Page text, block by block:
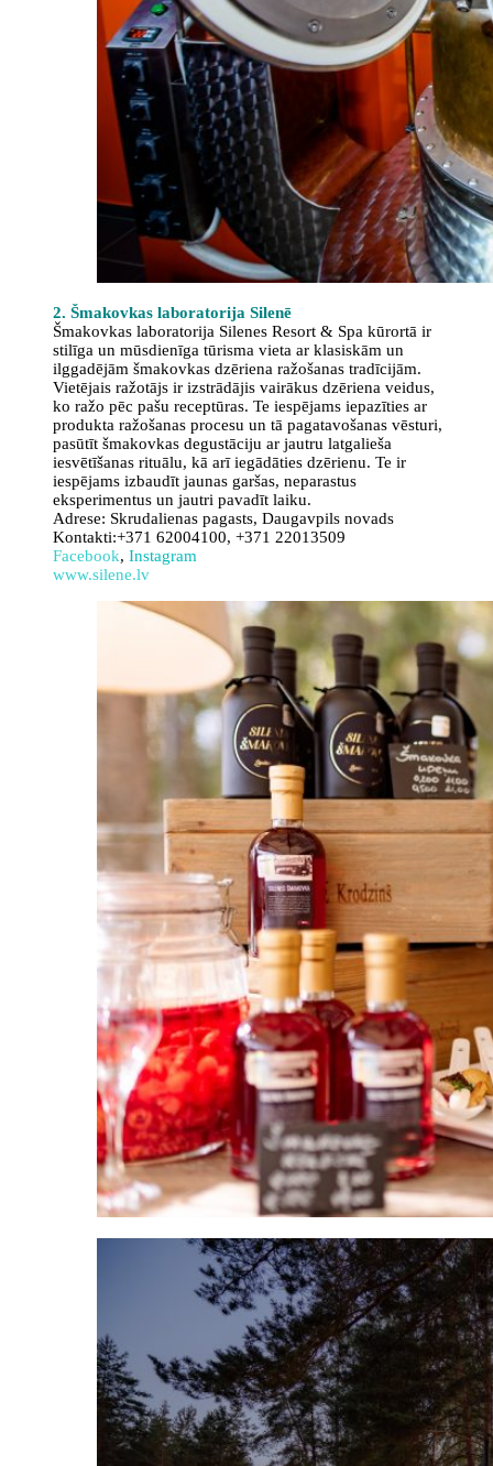
2. Šmakovkas laboratorija Silenē
Šmakovkas laboratorija Silenes Resort & Spa kūrortā ir
stilīga un mūsdienīga tūrisma vieta ar klasiskām un
ilggadējām šmakovkas dzēriena ražošanas tradīcijām.
Vietējais ražotājs ir izstrādājis vairākus dzēriena veidus,
ko ražo pēc pašu receptūras. Te iespējams iepazīties ar
produkta ražošanas procesu un tā pagatavošanas vēsturi,
pasūtīt šmakovkas degustāciju ar jautru latgalieša
iesvētīšanas rituālu, kā arī iegādāties dzērienu. Te ir
iespējams izbaudīt jaunas garšas, neparastus
eksperimentus un jautri pavadīt laiku.
Adrese: Skrudalienas pagasts, Daugavpils novads
Kontakti:+371 62004100, +371 22013509
Facebook, Instagram
www.silene.lv